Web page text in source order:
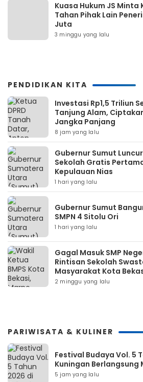
Kuasa Hukum JS Minta
Tahan Pihak Lain
Juta
3 minggu yang lalu
PENDIDIKAN KITA
Investasi Rp1,5 Triliun
Tanjung Alam,
Jangka Panjang
8 jam yang lalu
Gubernur Sumut
Sekolah Gratis
Kepulauan Nias
1 hari yang lalu
Gubernur Sumut
SMPN 4 Sitolu Ori
1 hari yang lalu
Gagal Masuk SMP
Rintisan Sekolah
Masyarakat Kota
2 minggu yang lalu
PARIWISATA & KULINER
Festival Budaya Vol. 5
Kuningan Berlangsung
5 jam yang lalu